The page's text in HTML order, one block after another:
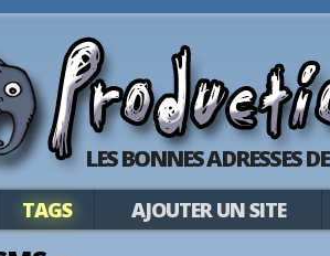
LES BONNES ADRESSES
TAGS AJOUTER UN SITE